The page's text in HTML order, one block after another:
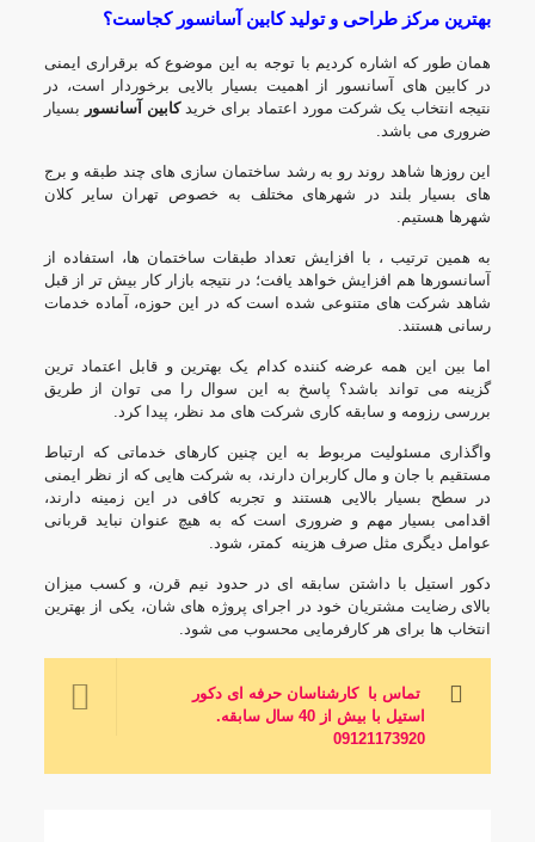
بهترین مرکز طراحی و تولید کابین آسانسور کجاست؟
همان طور که اشاره کردیم با توجه به این موضوع که برقراری ایمنی
در کابین های آسانسور از اهمیت بسیار بالایی برخوردار است، در
نتیجه انتخاب یک شرکت مورد اعتماد برای خریدکابین آسانسور بسیار
ضروری می باشد.
این روزها شاهد روند رو به رشد ساختمان سازی های چند طبقه و برج
های بسیار بلند در شهرهای مختلف به خصوص تهران سایر کلان
شهرها هستیم.
به همین ترتیب ، با افزایش تعداد طبقات ساختمان ها، استفاده از
آسانسورها هم افزایش خواهد یافت؛ در نتیجه بازار کار بیش تر از قبل
شاهد شرکت های متنوعی شده است که در این حوزه، آماده خدمات
رسانی هستند.
اما بین این همه عرضه کننده کدام یک بهترین و قابل اعتماد ترین
گزینه می تواند باشد؟ پاسخ به این سوال را می توان از طریق
بررسی رزومه و سابقه کاری شرکت های مد نظر، پیدا کرد.
واگذاری مسئولیت مربوط به این چنین کارهای خدماتی که ارتباط
مستقیم با جان و مال کاربران دارند، به شرکت هایی که از نظر ایمنی
در سطح بسیار بالایی هستند و تجربه کافی در این زمینه دارند،
اقدامی بسیار مهم و ضروری است که به هیچ عنوان نباید قربانی
عوامل دیگری مثل صرف هزینه کمتر، شود.
دکور استیل با داشتن سابقه ای در حدود نیم قرن، و کسب میزان
بالای رضایت مشتریان خود در اجرای پروژه های شان، یکی از بهترین
انتخاب ها برای هر کارفرمایی محسوب می شود.
تماس با کارشناسان حرفه ای دکور
استیل با بیش از 40 سال سابقه
.
09121173920